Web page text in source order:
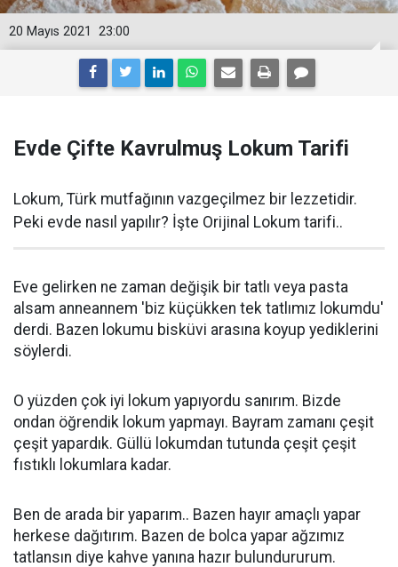
23:00
20 Mayıs 2021
Evde Çifte Kavrulmuş Lokum Tarifi
Lokum, Türk mutfağının vazgeçilmez bir lezzetidir.
Peki evde nasıl yapılır? İşte Orijinal Lokum tarifi..
Eve gelirken ne zaman değişik bir tatlı veya pasta
alsam anneannem 'biz küçükken tek tatlımız lokumdu'
derdi. Bazen lokumu bisküvi arasına koyup yediklerini
söylerdi.
O yüzden çok iyi lokum yapıyordu sanırım. Bizde
ondan öğrendik lokum yapmayı. Bayram zamanı çeşit
çeşit yapardık. Güllü lokumdan tutunda çeşit çeşit
fıstıklı lokumlara kadar.
Ben de arada bir yaparım.. Bazen hayır amaçlı yapar
herkese dağıtırım. Bazen de bolca yapar ağzımız
tatlansın diye kahve yanına hazır bulundururum.